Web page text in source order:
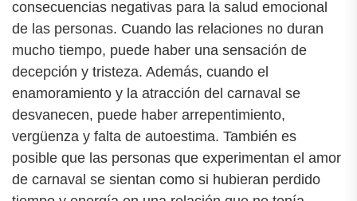
consecuencias negativas para la salud emocional
de las personas. Cuando las relaciones no duran
mucho tiempo, puede haber una sensación de
decepción y tristeza. Además, cuando el
enamoramiento y la atracción del carnaval se
desvanecen, puede haber arrepentimiento,
vergüenza y falta de autoestima. También es
posible que las personas que experimentan el amor
de carnaval se sientan como si hubieran perdido